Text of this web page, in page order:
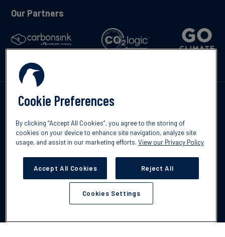
Our Partners
©2026 South Pole Política de protección de datos
Descargo de
responsabilidad
Cookies Settings
Contáctenos
Cookie Preferences
By clicking “Accept All Cookies”, you agree to the storing of
cookies on your device to enhance site navigation, analyze site
usage, and assist in our marketing efforts. View our Privacy Policy
Accept All Cookies Reject All
Cookies Settings